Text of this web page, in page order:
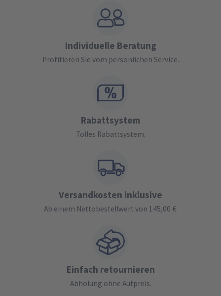
Individuelle Beratung
Profitieren Sie vom persönlichen Service.
Rabattsystem
Tolles Rabattsystem.
Versandkosten inklusive
Ab einem Nettobestellwert von 145,00 €.
Einfach retournieren
Abholung ohne Aufpreis.